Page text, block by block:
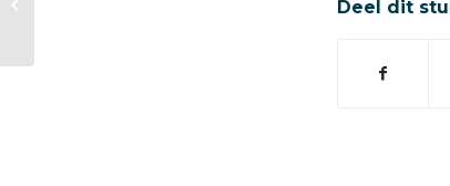
Deel dit